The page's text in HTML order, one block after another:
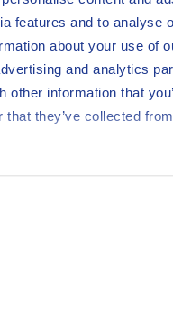
features and to analyse
about your use of
and analytics
other information that
that they’ve collected
30